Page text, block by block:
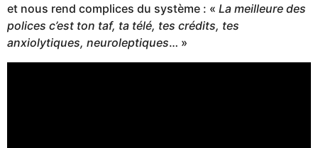
et nous rend complices du système : « La meilleure des
polices c’est ton taf, ta télé, tes crédits, tes
anxiolytiques, neuroleptiques… »